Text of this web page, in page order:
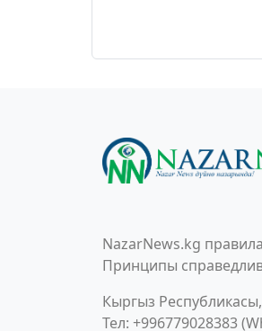
NazarNews.kg
Принципы
Кыргыз
Тел: +996779028383